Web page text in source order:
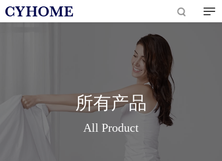
所有产品
All Product